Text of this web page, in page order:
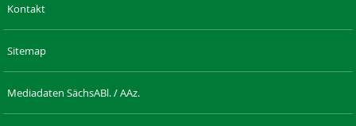
Kontakt
Sitemap
Mediadaten SächsABl. / AAz.